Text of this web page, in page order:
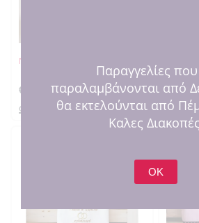
Νεσεσέρ Siri
€
στο καλαθι
€20.00
στο
Παραγγελίες
παραλαμβάνονται από
θα εκτελούνται από
Καλες
OK